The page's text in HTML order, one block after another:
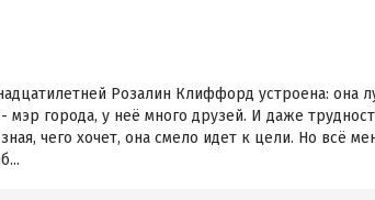
Розалин Клиффорд устроена: она
города, у неё много друзей. И даже
чего хочет, она смело идет к цели. Но всё